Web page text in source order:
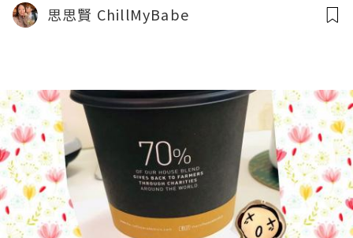
思思賢 ChillMyBabe